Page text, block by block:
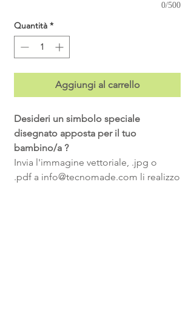
0/500
Quantità *
Aggiungi al carrello
Desideri un simbolo speciale
disegnato apposta per il tuo
bambino/a ?
Invia l'immagine vettoriale, .jpg o
.pdf a info@tecnomade.com li realizzo